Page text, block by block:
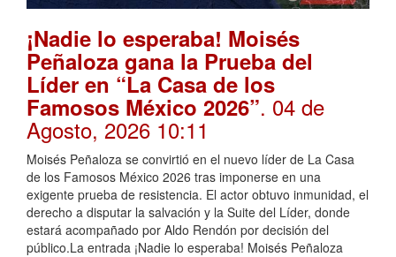
¡Nadie lo esperaba! Moisés
Peñaloza gana la Prueba del
Líder en “La Casa de los
Famosos México 2026”. 04 de
Agosto, 2026 10:11
Moisés Peñaloza se convirtió en el nuevo líder de La Casa
de los Famosos México 2026 tras imponerse en una
exigente prueba de resistencia. El actor obtuvo inmunidad, el
derecho a disputar la salvación y la Suite del Líder, donde
estará acompañado por Aldo Rendón por decisión del
público.La entrada ¡Nadie lo esperaba! Moisés Peñaloza